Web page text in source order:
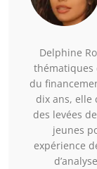
Delphine
thématiques
du
dix ans, elle
des levées
jeunes
expérience